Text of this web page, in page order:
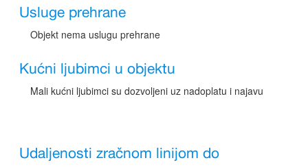
Usluge prehrane
Objekt nema uslugu prehrane
Kućni ljubimci u objektu
Mali kućni ljubimci su dozvoljeni uz nadoplatu i najavu
Udaljenosti zračnom linijom do